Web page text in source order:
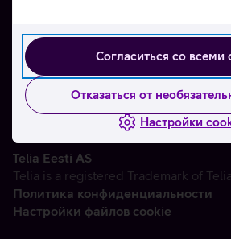
Согласиться со всеми
Отказаться от
Настройки
О нас
Контакты
Партнерам
Telia Eesti AS
Telia is a registered Trademark of
Политика конфиденциальности
Настройки файлов cookie